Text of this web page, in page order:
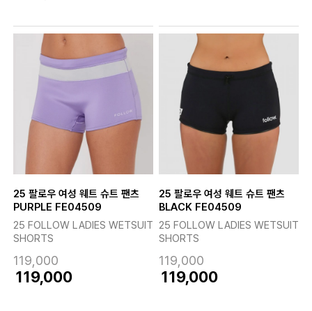
25 팔로우 여성 웨트 슈트 팬츠
PURPLE FE04509
25 FOLLOW LADIES WETSUIT
SHORTS
119,000
119,000
25 팔로우 여성 웨트 슈트 팬츠
BLACK FE04509
25 FOLLOW LADIES WETSUIT
SHORTS
119,000
119,000